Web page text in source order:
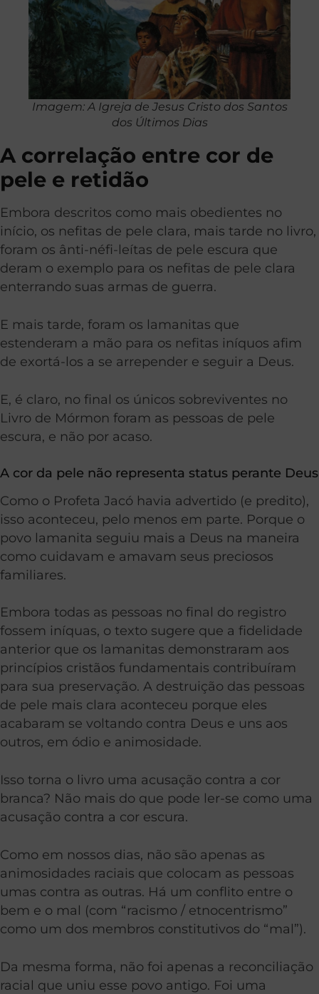
Imagem: A Igreja de Jesus Cristo dos Santos
dos Últimos Dias
A correlação entre cor de
pele e retidão
Embora descritos como mais obedientes no
início, os nefitas de pele clara, mais tarde no livro,
foram os ânti-néfi-leítas de pele escura que
deram o exemplo para os nefitas de pele clara
enterrando suas armas de guerra.
E mais tarde, foram os lamanitas que
estenderam a mão para os nefitas iníquos afim
de exortá-los a se arrepender e seguir a Deus.
E, é claro, no final os únicos sobreviventes no
Livro de Mórmon foram as pessoas de pele
escura, e não por acaso.
A cor da pele não representa status perante Deus
Como o Profeta Jacó havia advertido (e predito),
isso aconteceu, pelo menos em parte. Porque o
povo lamanita seguiu mais a Deus na maneira
como cuidavam e amavam seus preciosos
familiares.
Embora todas as pessoas no final do registro
fossem iníquas, o texto sugere que a fidelidade
anterior que os lamanitas demonstraram aos
princípios cristãos fundamentais contribuíram
para sua preservação. A destruição das pessoas
de pele mais clara aconteceu porque eles
acabaram se voltando contra Deus e uns aos
outros, em ódio e animosidade.
Isso torna o livro uma acusação contra a cor
branca? Não mais do que pode ler-se como uma
acusação contra a cor escura.
Como em nossos dias, não são apenas as
animosidades raciais que colocam as pessoas
umas contra as outras. Há um conflito entre o
bem e o mal (com “racismo / etnocentrismo”
como um dos membros constitutivos do “mal”).
Da mesma forma, não foi apenas a reconciliação
racial que uniu esse povo antigo. Foi uma